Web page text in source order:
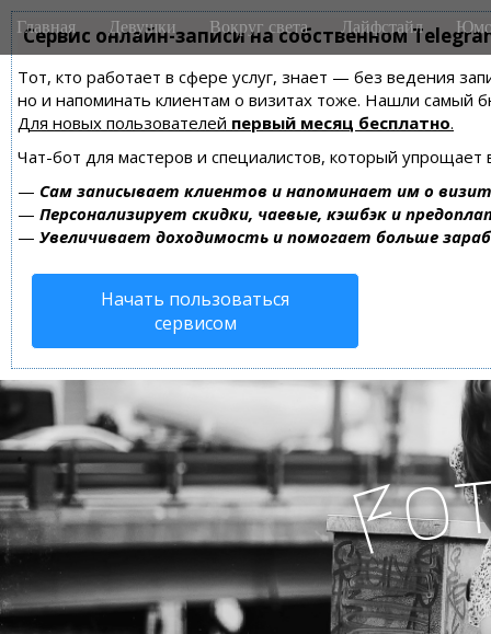
Сервис онлайн-записи на собственном
Тот, кто работает в сфере услуг, знает — без ведения
но и напоминать клиентам о визитах тоже. Нашли самый
Для новых пользователей первый месяц бесплатно.
Чат-бот для мастеров и специалистов, который упрощает
— Сам записывает клиентов и напоминает им о
— Персонализирует скидки, чаевые, кэшбэк и
— Увеличивает доходимость и помогает больше
Начать пользоваться
сервисом
M
a
n
m
e
n
u
i
Главная Девушки Вокруг света Лайфстайл
Fo